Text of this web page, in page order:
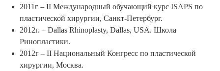
2011г – II Международный обучающий курс ISAPS по
пластической хирургии, Санкт-Петербург.
2012г. – Dallas Rhinoplasty, Dallas, USA. Школа
Ринопластики.
2012г – II Национальный Конгресс по пластической
хирургии, Москва.